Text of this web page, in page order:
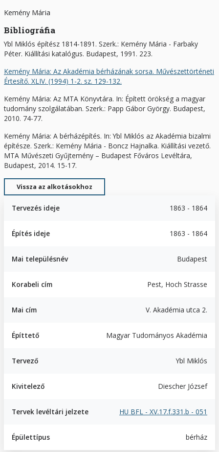
Kemény Mária
Bibliográfia
Ybl Miklós építész 1814-1891. Szerk.: Kemény Mária - Farbaky
Péter. Kiállítási katalógus. Budapest, 1991. 223.
Kemény Mária: Az Akadémia bérházának sorsa. Művészettörténeti
Értesítő. XLIV. (1994) 1-2. sz. 129-132.
Kemény Mária: Az MTA Könyvtára. In: Épített örökség a magyar
tudomány szolgálatában. Szerk.: Papp Gábor György. Budapest,
2010. 74-77.
Kemény Mária: A bérházépítés. In: Ybl Miklós az Akadémia bizalmi
építésze. Szerk.: Kemény Mária - Boncz Hajnalka. Kiállítási vezető.
MTA Művészeti Gyűjtemény – Budapest Főváros Levéltára,
Budapest, 2014. 15-17.
Vissza az alkotásokhoz
Tervezés ideje 1863 - 1864
Építés ideje 1863 - 1864
Mai településnév Budapest
Korabeli cím Pest, Hoch Strasse
Mai cím V. Akadémia utca 2.
Építtető Magyar Tudományos Akadémia
Tervező Ybl Miklós
Kivitelező Diescher József
Tervek levéltári jelzete HU BFL - XV.17.f.331.b - 051
Épülettípus bérház